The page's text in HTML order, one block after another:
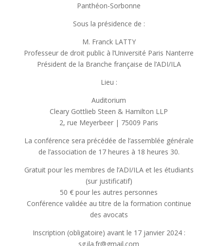
Panthéon-Sorbonne
Sous la présidence de :
M. Franck LATTY
Professeur de droit public à l’Université Paris Nanterre
Président de la Branche française de l’ADI/ILA
Lieu :
Auditorium
Cleary Gottlieb Steen & Hamilton LLP
2, rue Meyerbeer | 75009 Paris
La conférence sera précédée de l’assemblée générale
de l’association de 17 heures à 18 heures 30.
Gratuit pour les membres de l’ADI/ILA et les étudiants
(sur justificatif)
50 € pour les autres personnes
Conférence validée au titre de la formation continue
des avocats
Inscription (obligatoire) avant le 17 janvier 2024 :
sg.ila.fr@gmail.com